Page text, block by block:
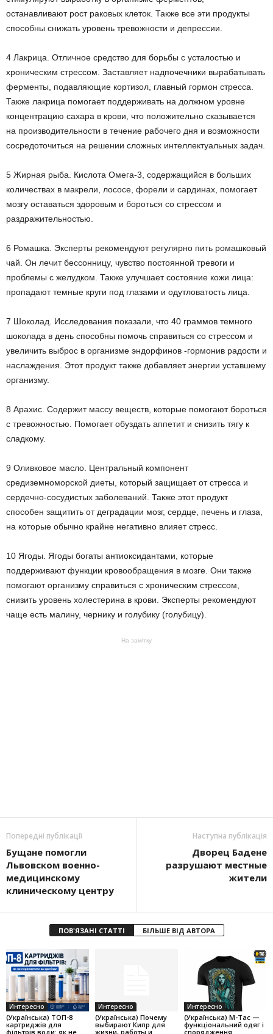
останавливают рост раковых клеток. Также все эти продукты
способны снижать уровень тревожности и депрессии.
4 Лакрица. Отличное средство для борьбы с усталостью и
хроническим стрессом. Заставляет надпочечники вырабатывать
ферменты, подавляющие кортизол, главный гормон стресса.
Также лакрица помогает поддерживать на должном уровне
концентрацию сахара в крови, что положительно сказывается
на производительности в течение рабочего дня и возможности
сосредоточиться на решении сложных интеллектуальных задач.
5 Жирная рыба. Кислота Омега-3, содержащийся в больших
количествах в макрели, лососе, форели и сардинах, помогает
мозгу оставаться здоровым и бороться со стрессом и
раздражительностью.
6 Ромашка. Эксперты рекомендуют регулярно пить ромашковый
чай. Он лечит бессонницу, чувство постоянной тревоги и
проблемы с желудком. Также улучшает состояние кожи лица:
пропадают темные круги под глазами и одутловатость лица.
7 Шоколад. Исследования показали, что 40 граммов темного
шоколада в день способны помочь справиться со стрессом и
увеличить выброс в организме эндорфинов -гормонив радости и
наслаждения. Этот продукт также добавляет энергии уставшему
организму.
8 Арахис. Содержит массу веществ, которые помогают бороться
с тревожностью. Помогает обуздать аппетит и снизить тягу к
сладкому.
9 Оливковое масло. Центральный компонент
средиземноморской диеты, который защищает от стресса и
сердечно-сосудистых заболеваний. Также этот продукт
способен защитить от деградации мозг, сердце, печень и глаза,
на которые обычно крайне негативно влияет стресс.
10 Ягоды. Ягоды богаты антиоксидантами, которые
поддерживают функции кровообращения в мозге. Они также
помогают организму справиться с хроническим стрессом,
снизить уровень холестерина в крови. Эксперты рекомендуют
чаще есть малину, чернику и голубику (голубицу).
На замітку
Попередні публікації
Бущане помогли
Львовском военно-
медицинскому
клиническому центру
Наступна публікація
Дворец Бадене
разрушают местные
жители
ПОВ'ЯЗАНІ СТАТТІ БІЛЬШЕ ВІД АВТОРА
Интересно
(Українська) ТОП-8
картриджів для
фільтрів води: як не
Интересно
(Українська) Почему
выбирают Кипр для
жизни, работы и
Интересно
(Українська) M-Tac —
функціональний одяг і
спорядження